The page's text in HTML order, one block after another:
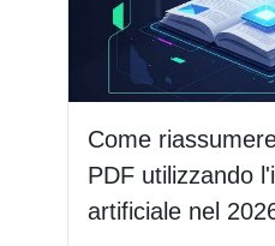
Come
PDF utilizzando
artificiale nel